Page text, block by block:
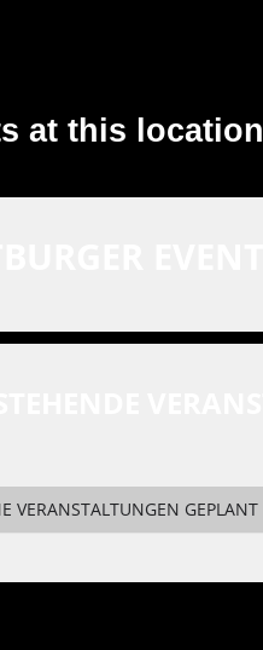
at this location
VERANSTALTUNGEN GEPLANT